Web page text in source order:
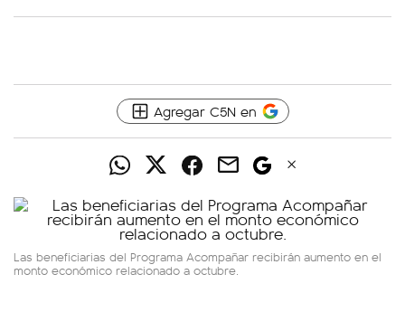
Agregar C5N en
Las beneficiarias del Programa Acompañar recibirán aumento en el
monto económico relacionado a octubre.